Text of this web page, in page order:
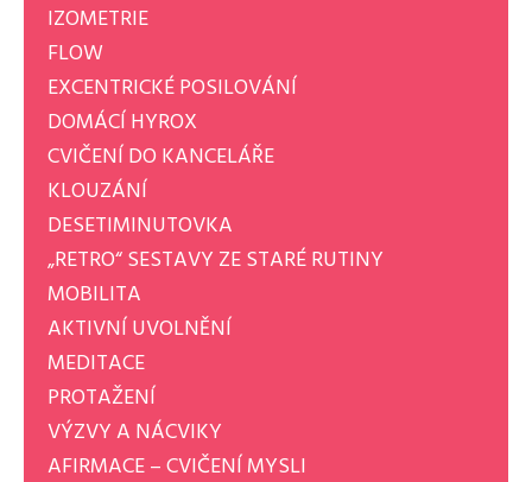
IZOMETRIE
FLOW
EXCENTRICKÉ POSILOVÁNÍ
DOMÁCÍ HYROX
CVIČENÍ DO KANCELÁŘE
KLOUZÁNÍ
DESETIMINUTOVKA
„RETRO“ SESTAVY ZE STARÉ RUTINY
MOBILITA
AKTIVNÍ UVOLNĚNÍ
MEDITACE
PROTAŽENÍ
VÝZVY A NÁCVIKY
AFIRMACE – CVIČENÍ MYSLI